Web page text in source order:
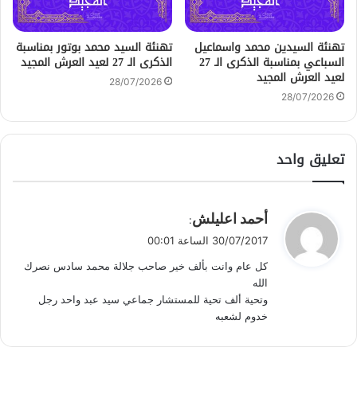
تهنئة السيدين محمد واسماعيل
السباعي بمناسبة الذكرى الـ 27
لعيد العرش المجيد
28/07/2026
تهنئة السيد محمد بوتور بمناسبة
الذكرى الـ 27 لعيد العرش المجيد
28/07/2026
تعليق واحد
ي
ل
أحمد اعليلش:
30/07/2017 الساعة 00:01
كل عام وانت بألف خير صاحب جلالة محمد سادس نصرك
الله
وتحية ألف تحية للمستشار جماعي سيد عبد واحد رجل
خدوم لشعبه